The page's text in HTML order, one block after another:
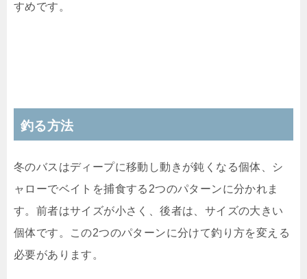
すめです。
釣る方法
冬のバスはディープに移動し動きが鈍くなる個体、シ
ャローでベイトを捕食する2つのパターンに分かれま
す。前者はサイズが小さく、後者は、サイズの大きい
個体です。この2つのパターンに分けて釣り方を変える
必要があります。